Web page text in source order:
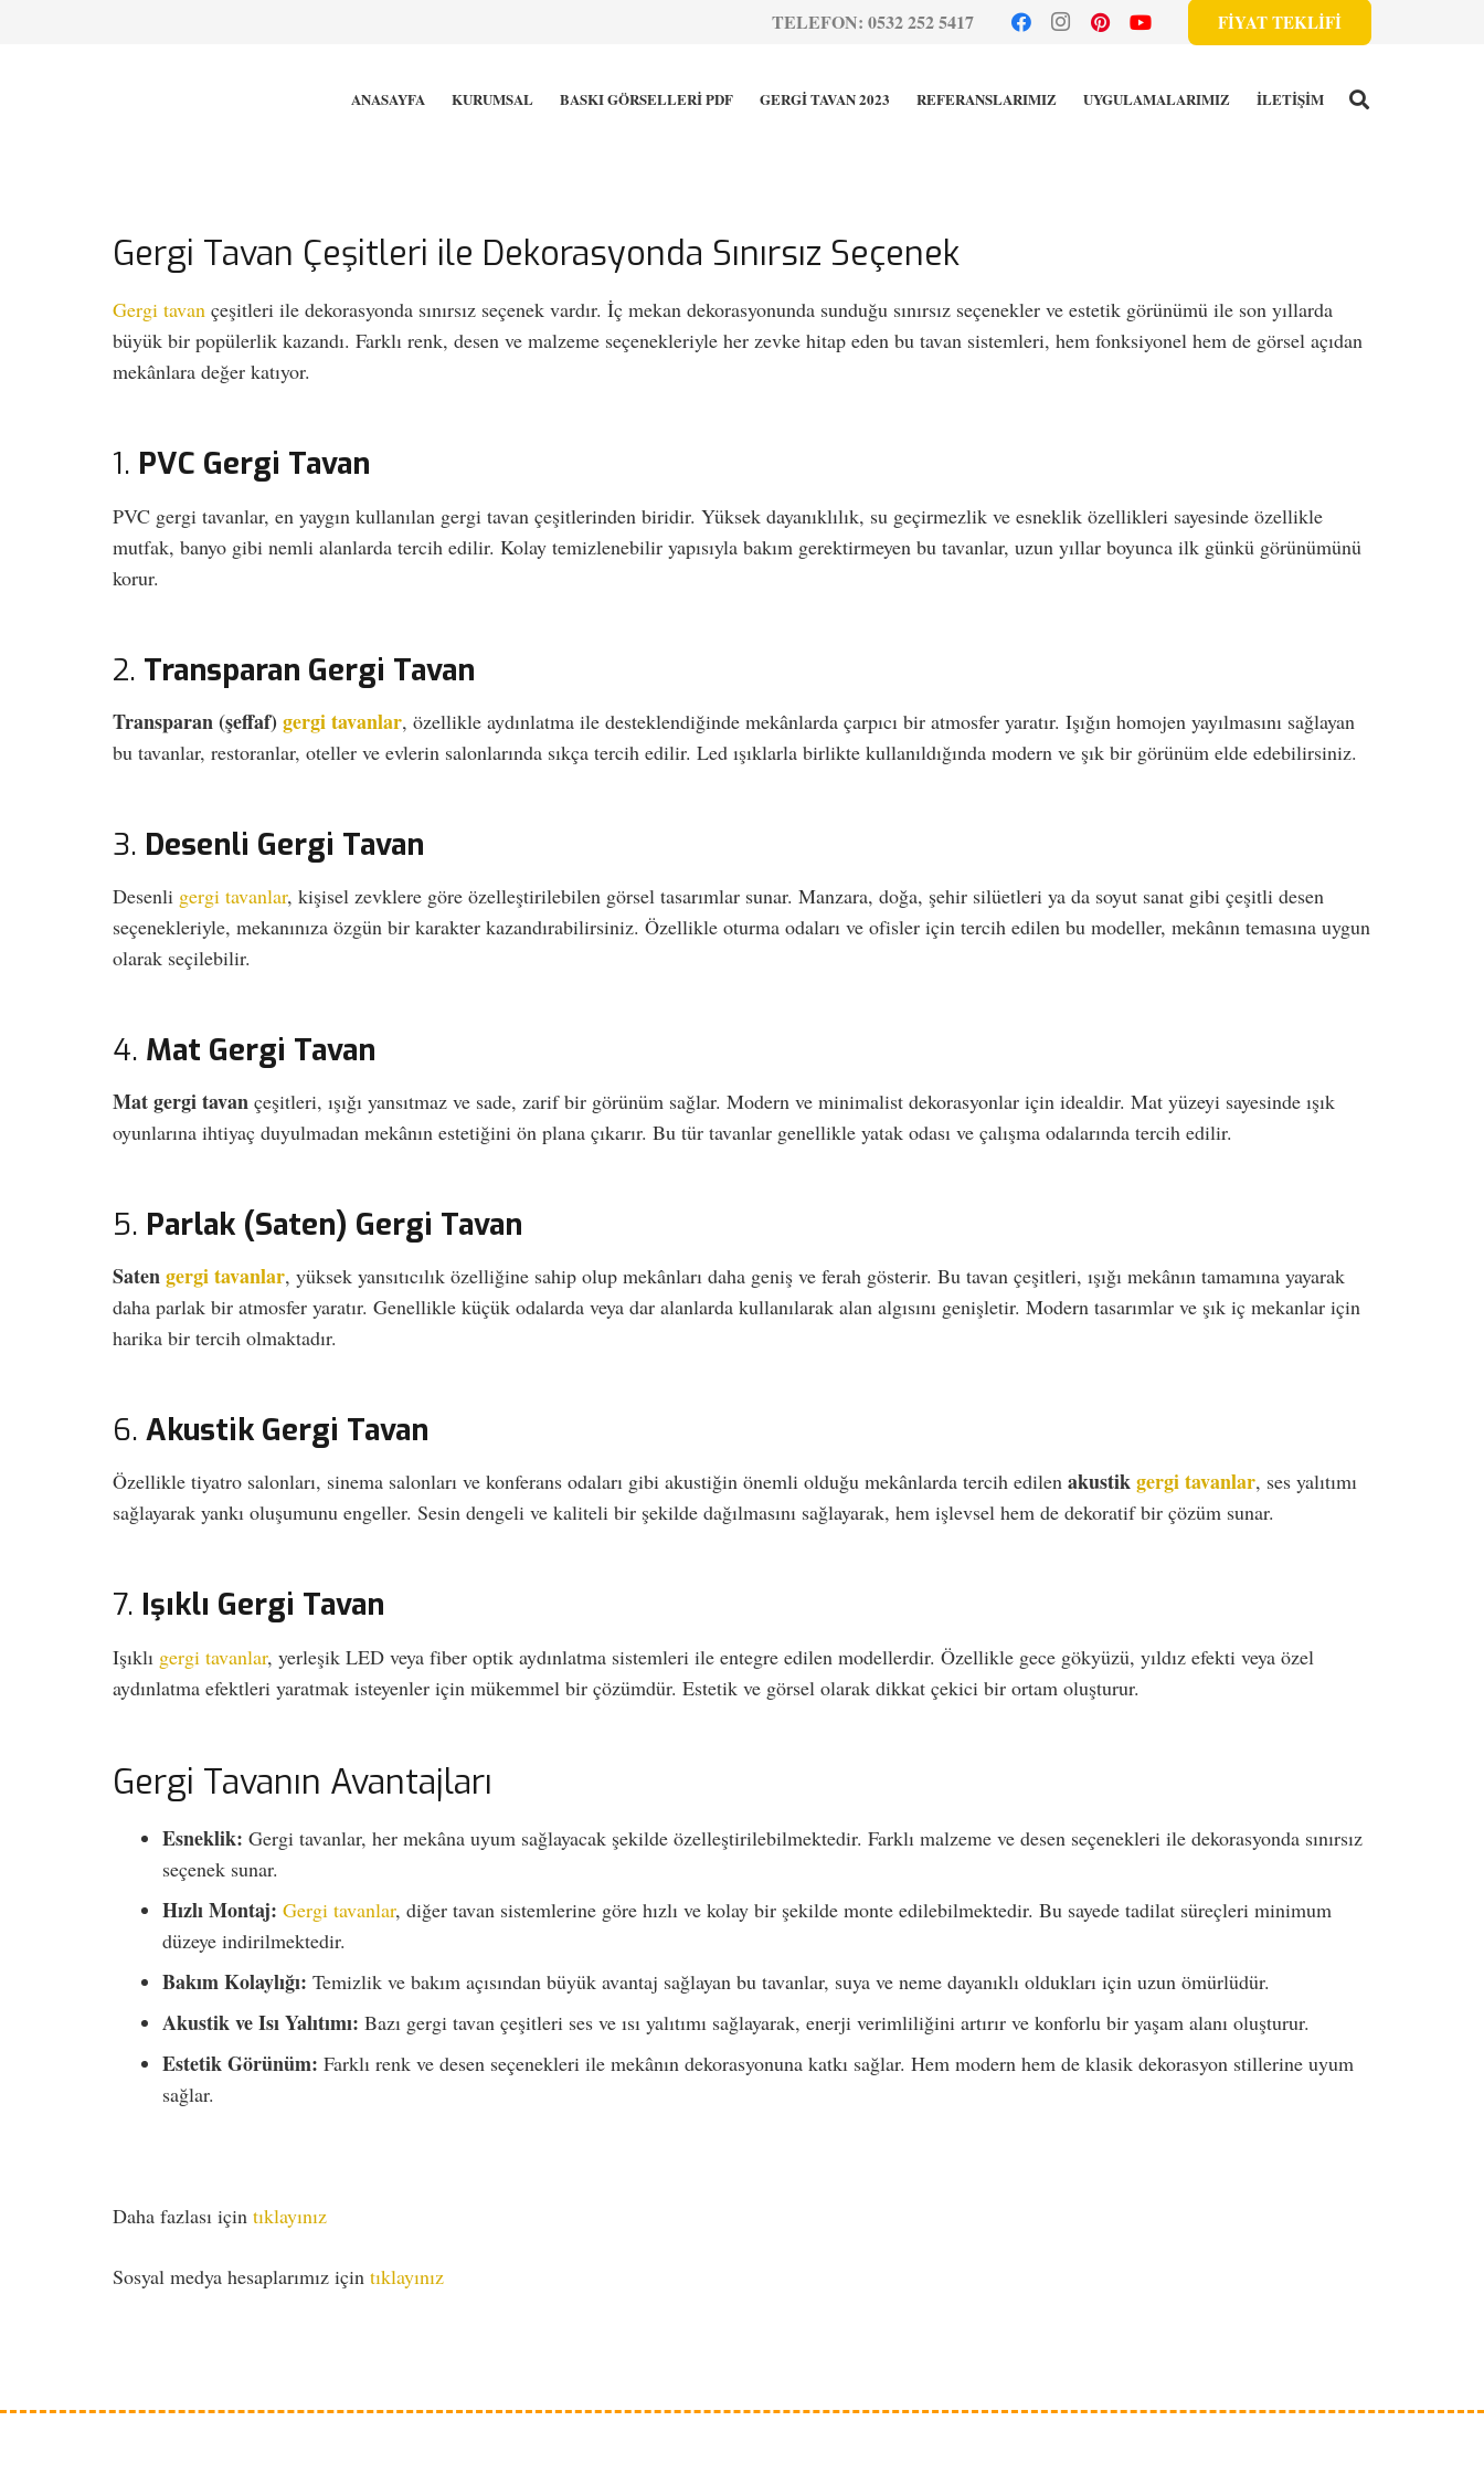
TELEFON: 0532 252 5417 FİYAT TEKLİFİ
ANASAYFA KURUMSAL BASKI GÖRSELLERİ PDF GERGİ TAVAN 2023 REFERANSLARIMIZ UYGULAMALARIMIZ İLETİŞİM
Gergi Tavan Çeşitleri ile Dekorasyonda Sınırsız Seçenek
Gergi tavan çeşitleri ile dekorasyonda sınırsız seçenek vardır. İç mekan dekorasyonunda sunduğu sınırsız seçenekler ve estetik görünümü ile son yıllarda
büyük bir popülerlik kazandı. Farklı renk, desen ve malzeme seçenekleriyle her zevke hitap eden bu tavan sistemleri, hem fonksiyonel hem de görsel açıdan
mekânlara değer katıyor.
1. PVC Gergi Tavan
PVC gergi tavanlar, en yaygın kullanılan gergi tavan çeşitlerinden biridir. Yüksek dayanıklılık, su geçirmezlik ve esneklik özellikleri sayesinde özellikle
mutfak, banyo gibi nemli alanlarda tercih edilir. Kolay temizlenebilir yapısıyla bakım gerektirmeyen bu tavanlar, uzun yıllar boyunca ilk günkü görünümünü
korur.
2. Transparan Gergi Tavan
Transparan (şeffaf) gergi tavanlar, özellikle aydınlatma ile desteklendiğinde mekânlarda çarpıcı bir atmosfer yaratır. Işığın homojen yayılmasını sağlayan
bu tavanlar, restoranlar, oteller ve evlerin salonlarında sıkça tercih edilir. Led ışıklarla birlikte kullanıldığında modern ve şık bir görünüm elde edebilirsiniz.
3. Desenli Gergi Tavan
Desenli gergi tavanlar, kişisel zevklere göre özelleştirilebilen görsel tasarımlar sunar. Manzara, doğa, şehir silüetleri ya da soyut sanat gibi çeşitli desen
seçenekleriyle, mekanınıza özgün bir karakter kazandırabilirsiniz. Özellikle oturma odaları ve ofisler için tercih edilen bu modeller, mekânın temasına uygun
olarak seçilebilir.
4. Mat Gergi Tavan
Mat gergi tavan çeşitleri, ışığı yansıtmaz ve sade, zarif bir görünüm sağlar. Modern ve minimalist dekorasyonlar için idealdir. Mat yüzeyi sayesinde ışık
oyunlarına ihtiyaç duyulmadan mekânın estetiğini ön plana çıkarır. Bu tür tavanlar genellikle yatak odası ve çalışma odalarında tercih edilir.
5. Parlak (Saten) Gergi Tavan
Satengergi tavanlar, yüksek yansıtıcılık özelliğine sahip olup mekânları daha geniş ve ferah gösterir. Bu tavan çeşitleri, ışığı mekânın tamamına yayarak
daha parlak bir atmosfer yaratır. Genellikle küçük odalarda veya dar alanlarda kullanılarak alan algısını genişletir. Modern tasarımlar ve şık iç mekanlar için
harika bir tercih olmaktadır.
6. Akustik Gergi Tavan
Özellikle tiyatro salonları, sinema salonları ve konferans odaları gibi akustiğin önemli olduğu mekânlarda tercih edilen akustikgergi tavanlar, ses yalıtımı
sağlayarak yankı oluşumunu engeller. Sesin dengeli ve kaliteli bir şekilde dağılmasını sağlayarak, hem işlevsel hem de dekoratif bir çözüm sunar.
7. Işıklı Gergi Tavan
Işıklı gergi tavanlar, yerleşik LED veya fiber optik aydınlatma sistemleri ile entegre edilen modellerdir. Özellikle gece gökyüzü, yıldız efekti veya özel
aydınlatma efektleri yaratmak isteyenler için mükemmel bir çözümdür. Estetik ve görsel olarak dikkat çekici bir ortam oluşturur.
Gergi Tavanın Avantajları
Esneklik: Gergi tavanlar, her mekâna uyum sağlayacak şekilde özelleştirilebilmektedir. Farklı malzeme ve desen seçenekleri ile dekorasyonda sınırsız
seçenek sunar.
Hızlı Montaj: Gergi tavanlar, diğer tavan sistemlerine göre hızlı ve kolay bir şekilde monte edilebilmektedir. Bu sayede tadilat süreçleri minimum
düzeye indirilmektedir.
Bakım Kolaylığı: Temizlik ve bakım açısından büyük avantaj sağlayan bu tavanlar, suya ve neme dayanıklı oldukları için uzun ömürlüdür.
Akustik ve Isı Yalıtımı: Bazı gergi tavan çeşitleri ses ve ısı yalıtımı sağlayarak, enerji verimliliğini artırır ve konforlu bir yaşam alanı oluşturur.
Estetik Görünüm: Farklı renk ve desen seçenekleri ile mekânın dekorasyonuna katkı sağlar. Hem modern hem de klasik dekorasyon stillerine uyum
sağlar.
Daha fazlası için tıklayınız
Sosyal medya hesaplarımız için tıklayınız